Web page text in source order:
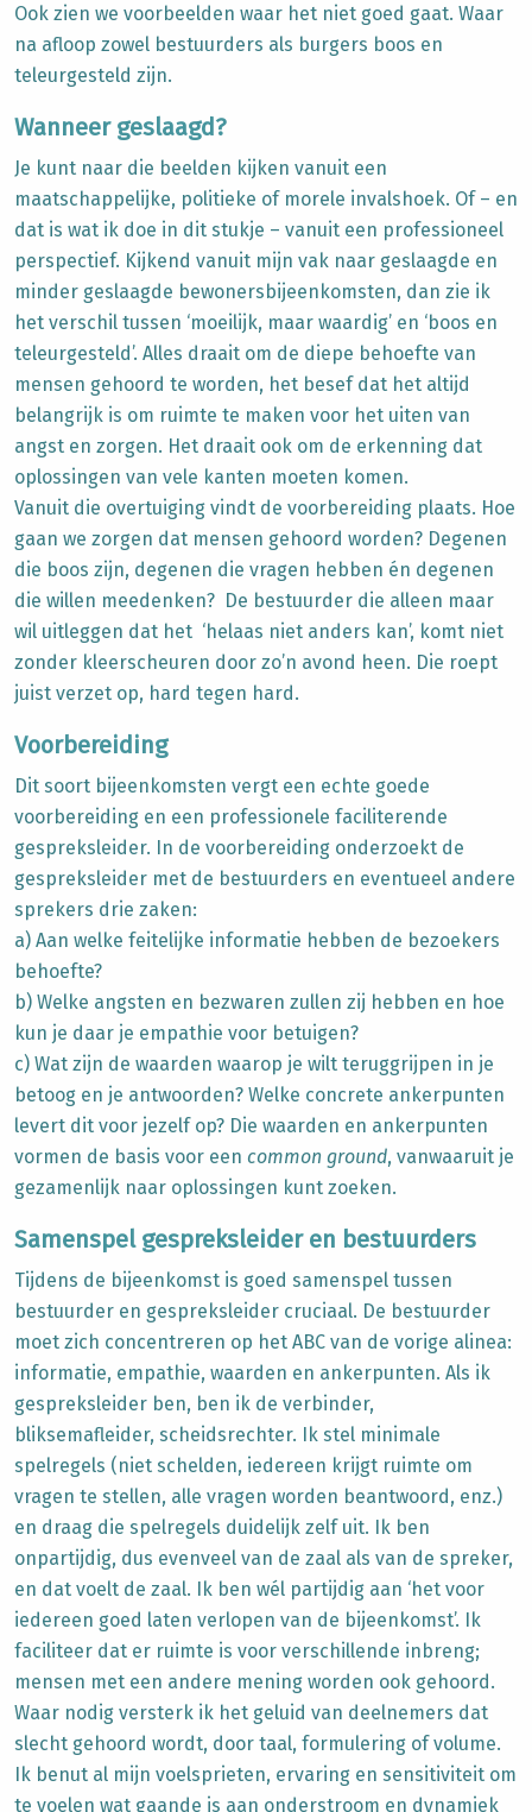
Ook zien we voorbeelden waar het niet goed gaat. Waar
na afloop zowel bestuurders als burgers boos en
teleurgesteld zijn.
Wanneer geslaagd?
Je kunt naar die beelden kijken vanuit een
maatschappelijke, politieke of morele invalshoek. Of – en
dat is wat ik doe in dit stukje – vanuit een professioneel
perspectief. Kijkend vanuit mijn vak naar geslaagde en
minder geslaagde bewonersbijeenkomsten, dan zie ik
het verschil tussen ‘moeilijk, maar waardig’ en ‘boos en
teleurgesteld’. Alles draait om de diepe behoefte van
mensen gehoord te worden, het besef dat het altijd
belangrijk is om ruimte te maken voor het uiten van
angst en zorgen. Het draait ook om de erkenning dat
oplossingen van vele kanten moeten komen.
Vanuit die overtuiging vindt de voorbereiding plaats. Hoe
gaan we zorgen dat mensen gehoord worden? Degenen
die boos zijn, degenen die vragen hebben én degenen
die willen meedenken? De bestuurder die alleen maar
wil uitleggen dat het ‘helaas niet anders kan’, komt niet
zonder kleerscheuren door zo’n avond heen. Die roept
juist verzet op, hard tegen hard.
Voorbereiding
Dit soort bijeenkomsten vergt een echte goede
voorbereiding en een professionele faciliterende
gespreksleider. In de voorbereiding onderzoekt de
gespreksleider met de bestuurders en eventueel andere
sprekers drie zaken:
a) Aan welke feitelijke informatie hebben de bezoekers
behoefte?
b) Welke angsten en bezwaren zullen zij hebben en hoe
kun je daar je empathie voor betuigen?
c) Wat zijn de waarden waarop je wilt teruggrijpen in je
betoog en je antwoorden? Welke concrete ankerpunten
levert dit voor jezelf op? Die waarden en ankerpunten
vormen de basis voor een common ground, vanwaaruit je
gezamenlijk naar oplossingen kunt zoeken.
Samenspel gespreksleider en bestuurders
Tijdens de bijeenkomst is goed samenspel tussen
bestuurder en gespreksleider cruciaal. De bestuurder
moet zich concentreren op het ABC van de vorige alinea:
informatie, empathie, waarden en ankerpunten. Als ik
gespreksleider ben, ben ik de verbinder,
bliksemafleider, scheidsrechter. Ik stel minimale
spelregels (niet schelden, iedereen krijgt ruimte om
vragen te stellen, alle vragen worden beantwoord, enz.)
en draag die spelregels duidelijk zelf uit. Ik ben
onpartijdig, dus evenveel van de zaal als van de spreker,
en dat voelt de zaal. Ik ben wél partijdig aan ‘het voor
iedereen goed laten verlopen van de bijeenkomst’. Ik
faciliteer dat er ruimte is voor verschillende inbreng;
mensen met een andere mening worden ook gehoord.
Waar nodig versterk ik het geluid van deelnemers dat
slecht gehoord wordt, door taal, formulering of volume.
Ik benut al mijn voelsprieten, ervaring en sensitiviteit om
te voelen wat gaande is aan onderstroom en dynamiek